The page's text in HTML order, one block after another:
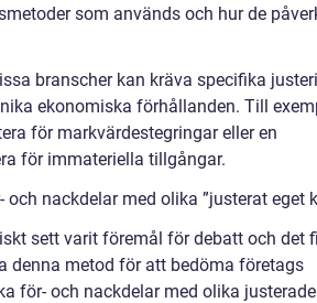
som används och hur de
branscher kan kräva specifika
ekonomiska förhållanden. Till
för markvärdestegringar eller en
för immateriella tillgångar.
nackdelar med olika ”justerat eget
sett varit föremål för debatt och det
denna metod för att bedöma företags
för- och nackdelar med olika